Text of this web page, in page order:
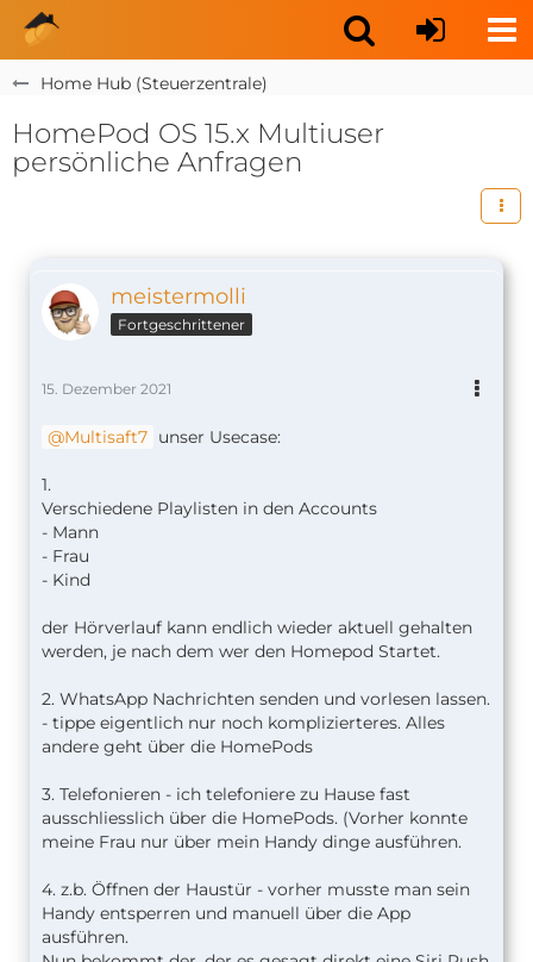
Home Hub (Steuerzentrale)
HomePod OS 15.x Multiuser
persönliche Anfragen
meistermolli
Fortgeschrittener
15. Dezember 2021
Multisaft7 unser Usecase:
1.
Verschiedene Playlisten in den Accounts
- Mann
- Frau
- Kind
der Hörverlauf kann endlich wieder aktuell gehalten
werden, je nach dem wer den Homepod Startet.
2. WhatsApp Nachrichten senden und vorlesen lassen.
- tippe eigentlich nur noch komplizierteres. Alles
andere geht über die HomePods
3. Telefonieren - ich telefoniere zu Hause fast
ausschliesslich über die HomePods. (Vorher konnte
meine Frau nur über mein Handy dinge ausführen.
4. z.b. Öffnen der Haustür - vorher musste man sein
Handy entsperren und manuell über die App
ausführen.